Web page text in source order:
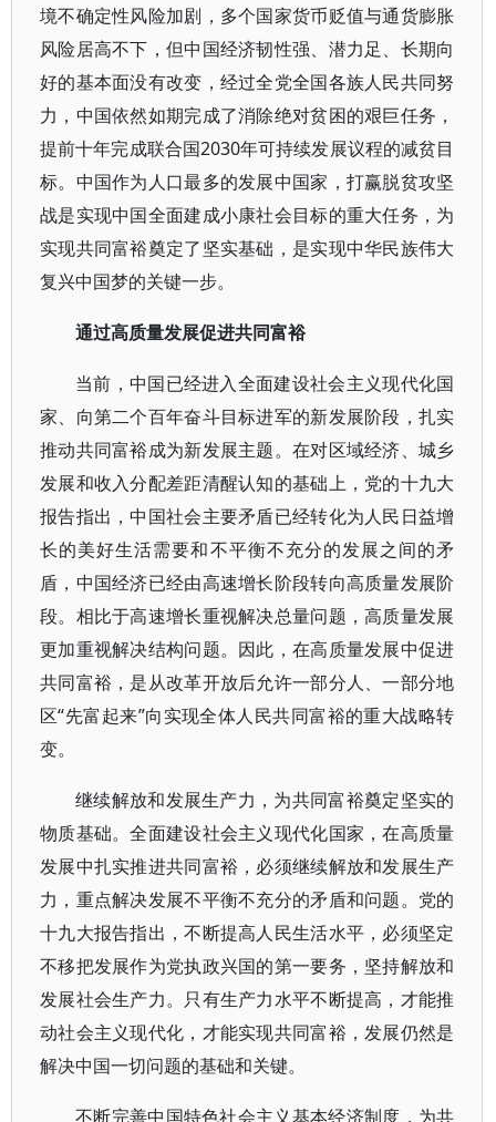
境不确定性风险加剧，多个国家货币贬值与通货膨胀
风险居高不下，但中国经济韧性强、潜力足、长期向
好的基本面没有改变，经过全党全国各族人民共同努
力，中国依然如期完成了消除绝对贫困的艰巨任务，
提前十年完成联合国2030年可持续发展议程的减贫目
标。中国作为人口最多的发展中国家，打赢脱贫攻坚
战是实现中国全面建成小康社会目标的重大任务，为
实现共同富裕奠定了坚实基础，是实现中华民族伟大
复兴中国梦的关键一步。
通过高质量发展促进共同富裕
当前，中国已经进入全面建设社会主义现代化国
家、向第二个百年奋斗目标进军的新发展阶段，扎实
推动共同富裕成为新发展主题。在对区域经济、城乡
发展和收入分配差距清醒认知的基础上，党的十九大
报告指出，中国社会主要矛盾已经转化为人民日益增
长的美好生活需要和不平衡不充分的发展之间的矛
盾，中国经济已经由高速增长阶段转向高质量发展阶
段。相比于高速增长重视解决总量问题，高质量发展
更加重视解决结构问题。因此，在高质量发展中促进
共同富裕，是从改革开放后允许一部分人、一部分地
区“先富起来”向实现全体人民共同富裕的重大战略转
变。
继续解放和发展生产力，为共同富裕奠定坚实的
物质基础。全面建设社会主义现代化国家，在高质量
发展中扎实推进共同富裕，必须继续解放和发展生产
力，重点解决发展不平衡不充分的矛盾和问题。党的
十九大报告指出，不断提高人民生活水平，必须坚定
不移把发展作为党执政兴国的第一要务，坚持解放和
发展社会生产力。只有生产力水平不断提高，才能推
动社会主义现代化，才能实现共同富裕，发展仍然是
解决中国一切问题的基础和关键。
不断完善中国特色社会主义基本经济制度，为共